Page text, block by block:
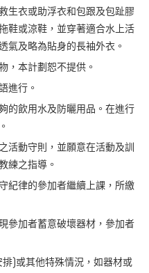
生衣或助浮衣和包跟及包趾膠
鞋或涼鞋，並穿著適合水上活
氣及略為貼身的長袖外衣。
，本計劃恕不提供。
進行。
的飲用水及防曬用品。在進行
活動守則，並願意在活動及訓
練之指導。
紀律的參加者繼續上課，所繳
參加者蓄意破壞器材，參加者
)或其他特殊情況，如器材或